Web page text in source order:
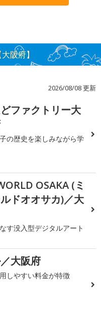
阪府】
2026/08/08 更新
ファクトリー大
の歴史を楽しみながら学
OSAKA (ミ
ドオオサカ)／大
す没入型デジタルアート
大阪府
しやすい料金が特徴